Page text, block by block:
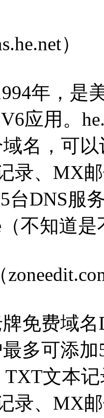
）
年，是
应用。
名，可
录、MX
台DNS服
（不知道
免费域
多可添
文本
录、MX